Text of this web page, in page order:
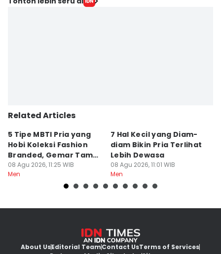
Related Articles
5 Tipe MBTI Pria yang
Hobi Koleksi Fashion
Branded, Gemar Tampil
Mewah
08 Agu 2026, 11:25 WIB
Men
7 Hal Kecil yang Diam-
diam Bikin Pria Terlihat
Lebih Dewasa
08 Agu 2026, 11:01 WIB
Men
About UsEditorial TeamContact UsTerms of Services